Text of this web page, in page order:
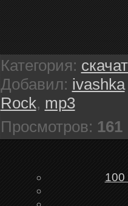
Категория:
Добавил: ivashka
Rock, mp3
Просмотров: 161
100